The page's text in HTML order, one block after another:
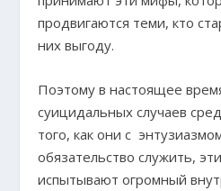
продвигаются теми, кто
них выгоду.
Поэтому в настоящее
суицидальных случаев
того, как они с
обязательство служить,
испытывают огромный